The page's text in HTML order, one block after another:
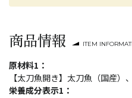
商品情報 ITEM
原材料1：
【太刀魚開き】太刀魚（国産）
栄養成分表示1：